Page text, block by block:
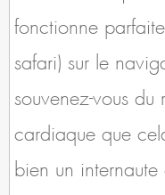
fonctionne
safari) sur le
souvenez-vous du
cardiaque que
bien un internaute